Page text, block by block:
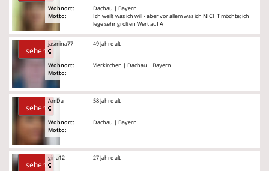
Wohnort:
Motto:
Dachau | Bayern
Ich weiß was ich will - aber vor allem was ich NICHT möchte; ich
lege sehr großen Wert auf A
sehen
jasmina77
Wohnort:
Motto:
49 Jahre alt
Vierkirchen | Dachau | Bayern
sehen
AmDa
Wohnort:
Motto:
58 Jahre alt
Dachau | Bayern
sehen
gina12 27 Jahre alt